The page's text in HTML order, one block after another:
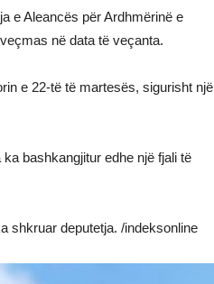
e Aleancës për Ardhmërinë e
në data të veçanta.
e 22-të të martesës, sigurisht një
bashkangjitur edhe një fjali të
shkruar deputetja. /indeksonline